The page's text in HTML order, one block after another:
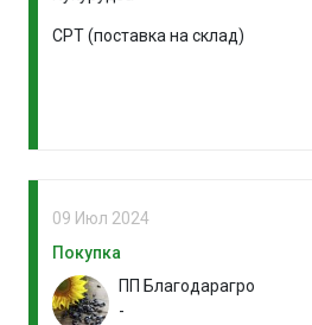
CPT (поставка на склад)
09 Июл 2024
Покупка
ПП Благодарагро
-